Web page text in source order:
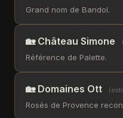
Grand nom de Bandol.
🏡 Château Simone
Référence de Palette.
🏡 Domaines Ott
Rosés de Provence